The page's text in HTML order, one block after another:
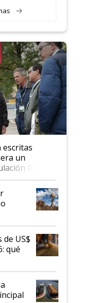
escritas
un
llegó
hasta se
al IPCVA
de US$
qué